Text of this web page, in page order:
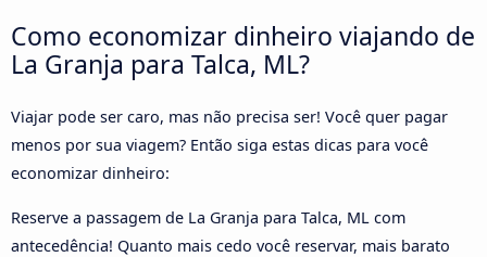
Como economizar dinheiro viajando de
La Granja para Talca, ML?
Viajar pode ser caro, mas não precisa ser! Você quer pagar
menos por sua viagem? Então siga estas dicas para você
economizar dinheiro:
Reserve a passagem de La Granja para Talca, ML com
antecedência! Quanto mais cedo você reservar, mais barato